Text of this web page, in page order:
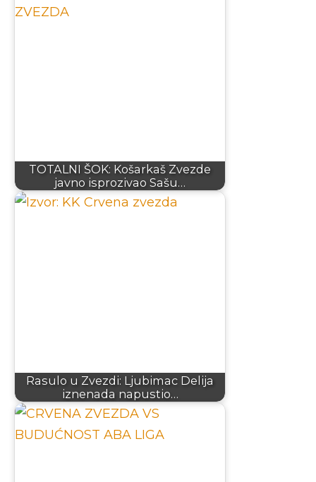
TOTALNI ŠOK: Košarkaš Zvezde
javno isprozivao Sašu…
Rasulo u Zvezdi: Ljubimac Delija
iznenada napustio…